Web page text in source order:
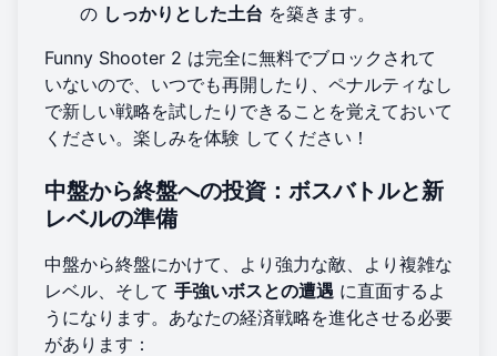
の しっかりとした土台 を築きます。
Funny Shooter 2 は完全に無料でブロックされて
いないので、いつでも再開したり、ペナルティなし
で新しい戦略を試したりできることを覚えておいて
ください。 楽しみを体験 してください！
中盤から終盤への投資：ボスバトルと新
レベルの準備
中盤から終盤にかけて、より強力な敵、より複雑な
レベル、そして 手強いボスとの遭遇 に直面するよ
うになります。あなたの経済戦略を進化させる必要
があります：